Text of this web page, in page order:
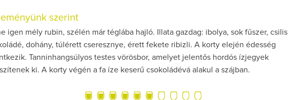
szerint
igen mély rubin, szélén már téglába hajló. Illata gazdag: ibolya, sok fűszer, csilis
dohány, túlérett cseresznye, érett fekete ribizli. A korty elején édesség
Tanninhangsúlyos testes vörösbor, amelyet jelentős hordós ízjegyek
ki. A korty végén a fa íze keserű csokoládévá alakul a szájban.